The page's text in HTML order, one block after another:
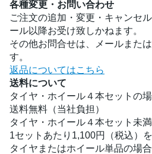
各種変更・お問い合わせ
ご注文の追加・変更・キャンセ
ール以降お受け致しかねます。
その他お問合せは、メールまた
す。
返品についてはこちら
送料について
タイヤ・ホイール４本セットの
送料無料（当社負担）
タイヤ・ホイール４本セット未
1セットあたり1,100円（税込）
タイヤまたはホイール単品の場合